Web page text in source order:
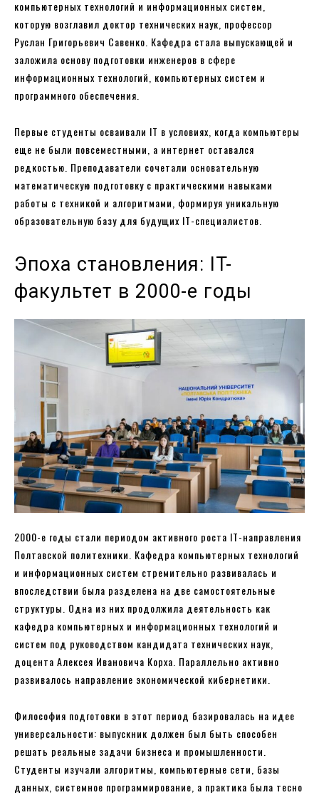
компьютерных технологий и информационных систем,
которую возглавил доктор технических наук, профессор
Руслан Григорьевич Савенко. Кафедра стала выпускающей и
заложила основу подготовки инженеров в сфере
информационных технологий, компьютерных систем и
программного обеспечения.
Первые студенты осваивали IT в условиях, когда компьютеры
еще не были повсеместными, а интернет оставался
редкостью. Преподаватели сочетали основательную
математическую подготовку с практическими навыками
работы с техникой и алгоритмами, формируя уникальную
образовательную базу для будущих IT-специалистов.
Эпоха становления: IT-
факультет в 2000-е годы
2000-е годы стали периодом активного роста IT-направления
Полтавской политехники. Кафедра компьютерных технологий
и информационных систем стремительно развивалась и
впоследствии была разделена на две самостоятельные
структуры. Одна из них продолжила деятельность как
кафедра компьютерных и информационных технологий и
систем под руководством кандидата технических наук,
доцента Алексея Ивановича Корха. Параллельно активно
развивалось направление экономической кибернетики.
Философия подготовки в этот период базировалась на идее
универсальности: выпускник должен был быть способен
решать реальные задачи бизнеса и промышленности.
Студенты изучали алгоритмы, компьютерные сети, базы
данных, системное программирование, а практика была тесно